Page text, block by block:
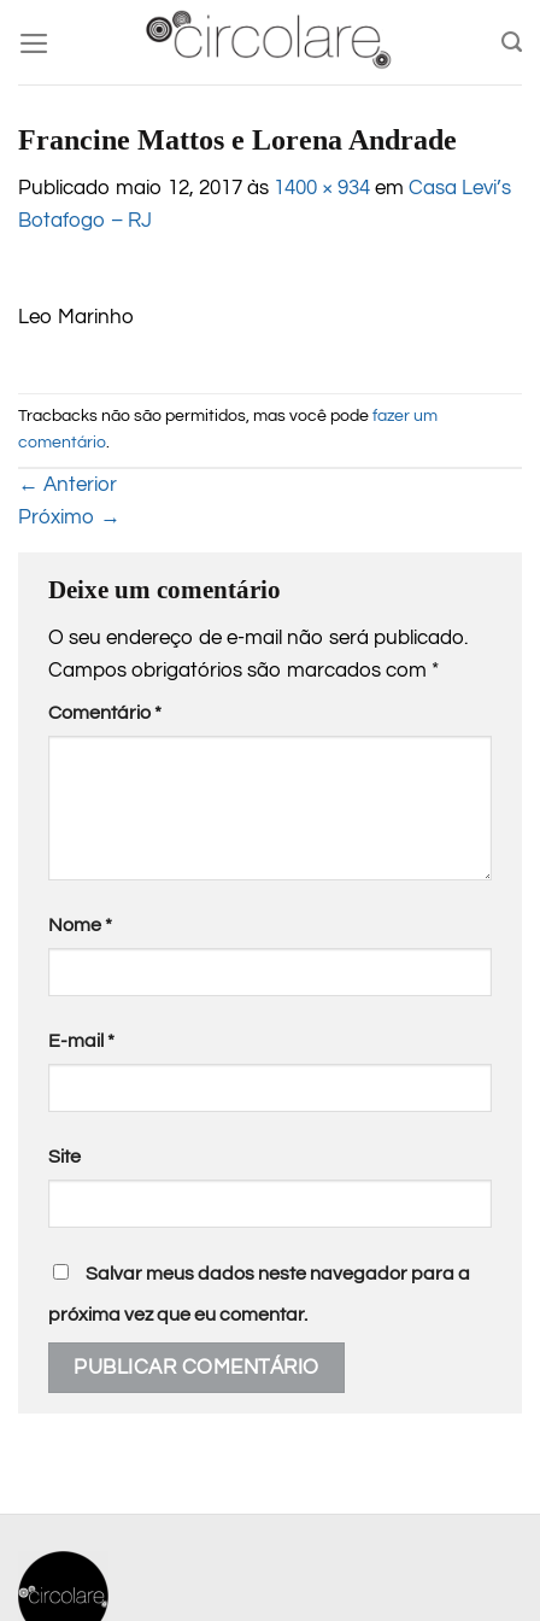
content
Francine Mattos e Lorena Andrade
Publicado maio 12, 2017 às 1400 × 934 em Casa Levi’s
Botafogo – RJ
Leo Marinho
Tracbacks não são permitidos, mas você pode fazer um
comentário.
← Anterior
Próximo →
Deixe um comentário
O seu endereço de e-mail não será publicado.
Campos obrigatórios são marcados com *
Comentário*
Nome*
E-mail *
Site
Salvar meus dados neste navegador para a
próxima vez que eu comentar.